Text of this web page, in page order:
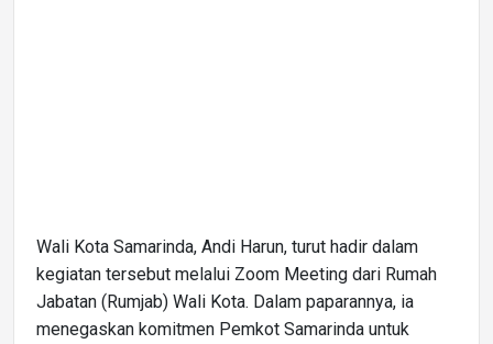
Wali Kota Samarinda, Andi Harun, turut hadir dalam
kegiatan tersebut melalui Zoom Meeting dari Rumah
Jabatan (Rumjab) Wali Kota. Dalam paparannya, ia
menegaskan komitmen Pemkot Samarinda untuk